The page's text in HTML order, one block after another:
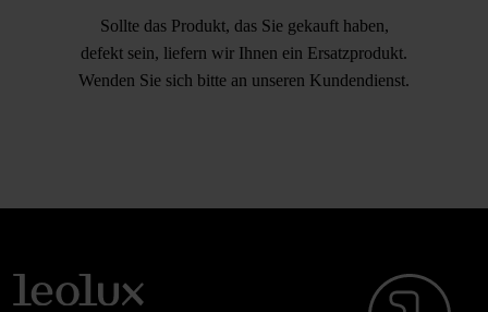
Sollte das Produkt, das Sie gekauft haben,
defekt sein, liefern wir Ihnen ein Ersatzprodukt.
Wenden Sie sich bitte an unseren Kundendienst.